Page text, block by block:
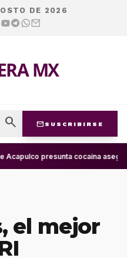
DE 2026
MX
search mail SUSCRIBIRSE
Acapulco presunta cocaína
el mejor